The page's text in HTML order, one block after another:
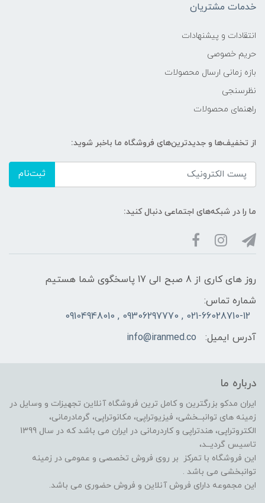
خدمات مشتریان
انتقادات و پیشنهادات
حریم خصوصی
بازه زمانی ارسال محصولات
نظرسنجی
راهنمای محصولات
از تخفیف‌ها و جدیدترین‌های فروشگاه ما باخبر شوید:
ثبت‌نام
ما را در شبکه‌های اجتماعی دنبال کنید:
روز های کاری از 8 صبح الی 17 پاسخگوی شما هستیم
شماره تماس:
021-66028710-12 , 09306297770 , 09104948010
آدرس ایمیل:
info@iranmed.co
درباره ما
ایران مدکو بزرگترین و کامل ترین فروشگاه آنلاین تجهیزات و وسایل در
زمینه های توانبــخشی، فیزیوتراپی، مکانوتراپی، گرمادرمانی،
الکتروتراپی، هندتراپی و کاردرمانی در ایران می باشد که در سال 1399
تاسیس گردیــد،
این فروشگاه با تمرکز بر روی فروش تخصصی و عمومی در زمینه
توانبخشی می باشد .
این مجموعه دارای فروش آنلاین و فروش حضوری می باشد.